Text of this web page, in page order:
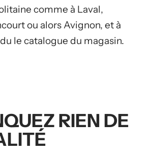
comme à Laval,
ou alors Avignon, et à
le catalogue du magasin.
RIEN DE